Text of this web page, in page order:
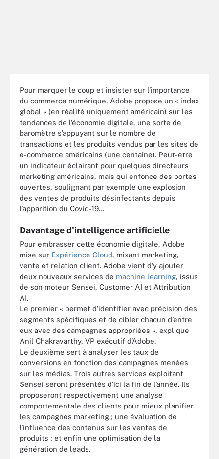
Pour marquer le coup et insister sur l’importance
du commerce numérique, Adobe propose un « index
global » (en réalité uniquement américain) sur les
tendances de l’économie digitale, une sorte de
baromètre s’appuyant sur le nombre de
transactions et les produits vendus par les sites de
e-commerce américains (une centaine). Peut-être
un indicateur éclairant pour quelques directeurs
marketing américains, mais qui enfonce des portes
ouvertes, soulignant par exemple une explosion
des ventes de produits désinfectants depuis
l’apparition du Covid-19…
Davantage d’intelligence artificielle
Pour embrasser cette économie digitale, Adobe
mise sur Expérience Cloud, mixant marketing,
vente et relation client. Adobe vient d’y ajouter
deux nouveaux services de machine learning, issus
de son moteur Sensei, Customer AI et Attribution
AI.
Le premier « permet d’identifier avec précision des
segments spécifiques et de cibler chacun d’entre
eux avec des campagnes appropriées », explique
Anil Chakravarthy, VP exécutif d’Adobe.
Le deuxième sert à analyser les taux de
conversions en fonction des campagnes menées
sur les médias. Trois autres services exploitant
Sensei seront présentés d’ici la fin de l’année. Ils
proposeront respectivement une analyse
comportementale des clients pour mieux planifier
les campagnes marketing ; une évaluation de
l’influence des contenus sur les ventes de
produits ; et enfin une optimisation de la
génération de leads.